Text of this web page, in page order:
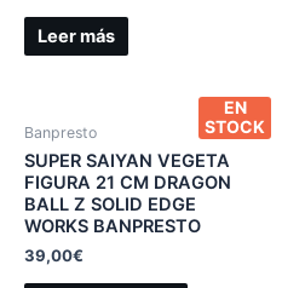
Leer más
EN
STOCK
Banpresto
SUPER SAIYAN VEGETA
FIGURA 21 CM DRAGON
BALL Z SOLID EDGE
WORKS BANPRESTO
39,00€